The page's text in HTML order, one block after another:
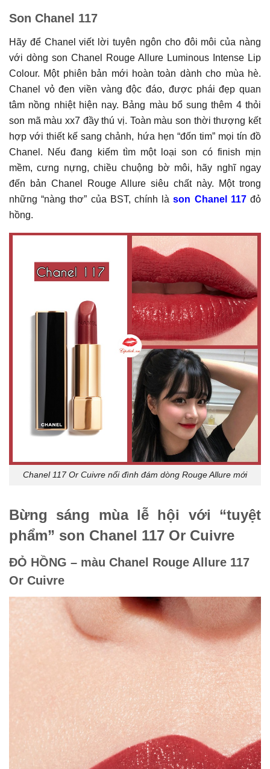
Son Chanel 117
Hãy để Chanel viết lời tuyên ngôn cho đôi môi của nàng
với dòng son Chanel Rouge Allure Luminous Intense Lip
Colour. Một phiên bản mới hoàn toàn dành cho mùa hè.
Chanel vỏ đen viền vàng độc đáo, được phái đẹp quan
tâm nồng nhiệt hiện nay. Bảng màu bổ sung thêm 4 thỏi
son mã màu xx7 đầy thú vị. Toàn màu son thời thượng kết
hợp với thiết kế sang chảnh, hứa hẹn “đốn tim” mọi tín đồ
Chanel. Nếu đang kiếm tìm một loại son có finish mịn
mềm, cưng nựng, chiều chuộng bờ môi, hãy nghĩ ngay
đến bản Chanel Rouge Allure siêu chất này. Một trong
những “nàng thơ” của BST, chính làson Chanel 117đỏ
hồng.
Chanel 117 Or Cuivre nổi đình đám dòng Rouge Allure mới
Bừng sáng mùa lễ hội với “tuyệt
phẩm” son Chanel 117 Or Cuivre
ĐỎ HỒNG – màu Chanel Rouge Allure 117
Or Cuivre